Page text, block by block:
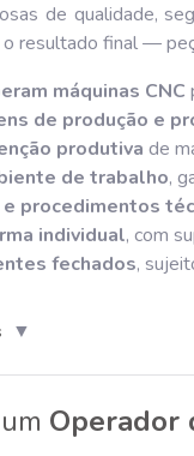
de qualidade,
o resultado final —
máquinas CNC
de produção e
produtiva de
de trabalho,
procedimentos
individual, com
fechados,
▼
Operador